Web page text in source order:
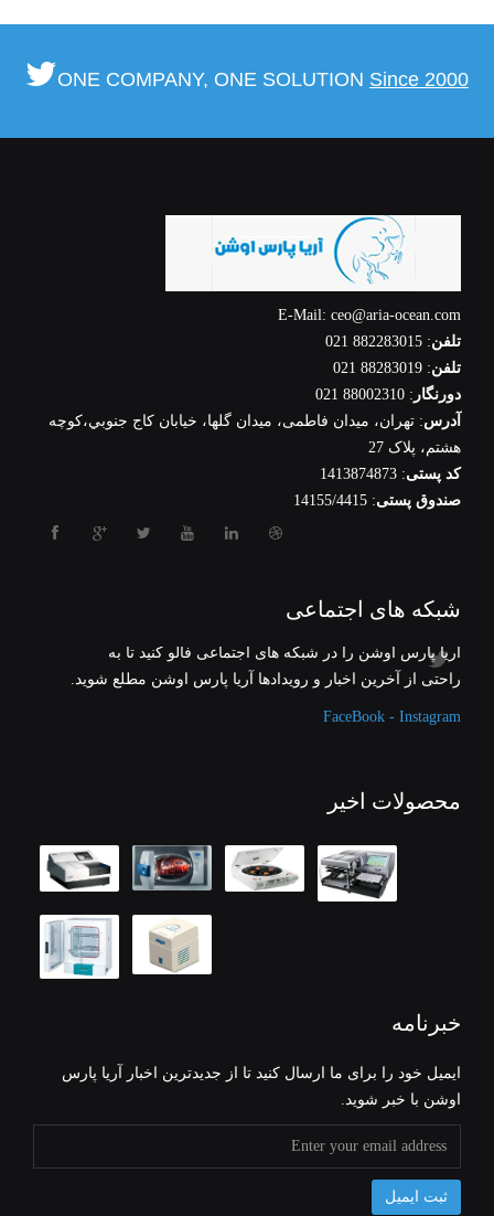
ONE COMPANY, ONE SOLUTION Since 2000
E-Mail: ceo@aria-ocean.com
تلفن: 882283015 021
تلفن: 88283019 021
دورنگار : 88002310 021
آدرس: تهران، ميدان فاطمی، میدان گلها، خيابان كاج جنوبي،كوچه
هشتم، پلاک 27
کد پستی: 1413874873
صندوق پستی: 14155/4415
شبکه های اجتماعی
آریا پارس اوشن را در شبکه های اجتماعی فالو کنید تا به
راحتی از آخرین اخبار و رویدادها آریا پارس اوشن مطلع شوید.
FaceBook - Instagram
محصولات اخیر
خبرنامه
ایمیل خود را برای ما ارسال کنید تا از جدیدترین اخبار آریا پارس
اوشن با خبر شوید.
ثبت ایمیل